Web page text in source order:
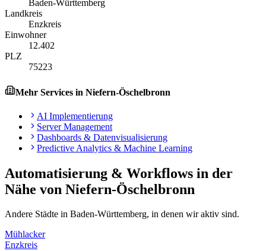
Baden-Württemberg
Landkreis
Enzkreis
Einwohner
12.402
PLZ
75223
Mehr Services in Niefern-Öschelbronn
AI Implementierung
Server Management
Dashboards & Datenvisualisierung
Predictive Analytics & Machine Learning
Automatisierung & Workflows in der
Nähe von Niefern-Öschelbronn
Andere Städte in Baden-Württemberg, in denen wir aktiv sind.
Mühlacker
Enzkreis